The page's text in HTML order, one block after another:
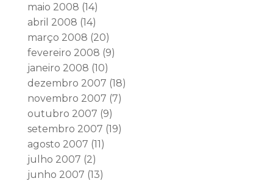
maio 2008 (14)
abril 2008 (14)
março 2008 (20)
fevereiro 2008 (9)
janeiro 2008 (10)
dezembro 2007 (18)
novembro 2007 (7)
outubro 2007 (9)
setembro 2007 (19)
agosto 2007 (11)
julho 2007 (2)
junho 2007 (13)